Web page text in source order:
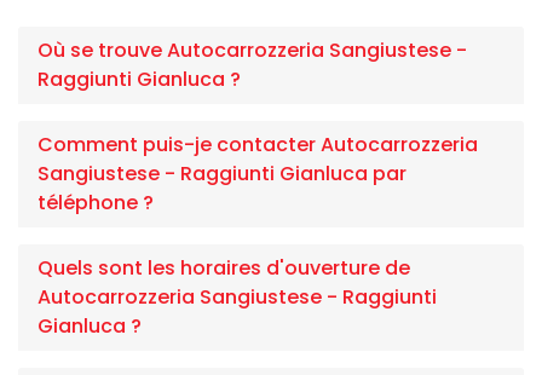
Où se trouve Autocarrozzeria Sangiustese -
Raggiunti Gianluca ?
Comment puis-je contacter Autocarrozzeria
Sangiustese - Raggiunti Gianluca par
téléphone ?
Quels sont les horaires d'ouverture de
Autocarrozzeria Sangiustese - Raggiunti
Gianluca ?